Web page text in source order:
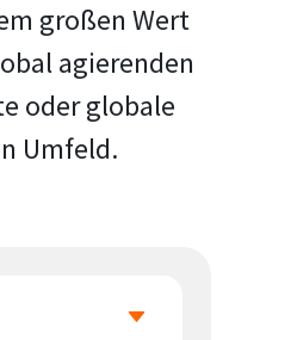
großen Wert
agierenden
oder globale
Umfeld.